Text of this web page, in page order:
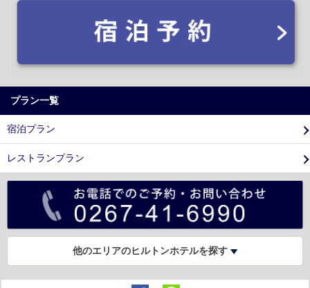
プラン一覧
宿泊プラン
レストランプラン
他のエリアのヒルトンホテルを探す